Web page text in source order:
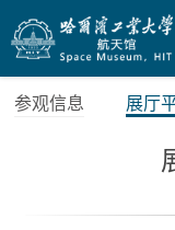
参观信息 展厅